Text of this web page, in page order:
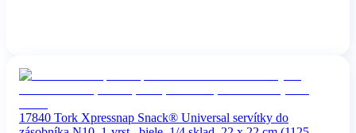
17840 Tork Xpressnap Snack® Universal servítky do